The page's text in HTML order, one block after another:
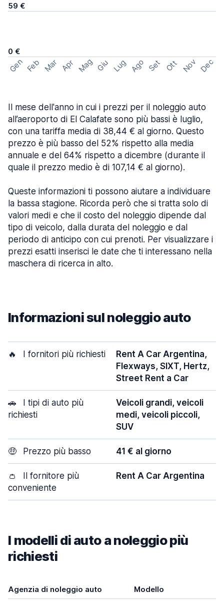
59 €
0 €
Gen Feb Mar Apr Mag Giu Lug Ago Set Ott Nov Dec
Il mese dell'anno in cui i prezzi per il noleggio auto
all’aeroporto di El Calafate sono più bassi è luglio,
con una tariffa media di 38,44 € al giorno. Questo
prezzo è più basso del 52% rispetto alla media
annuale e del 64% rispetto a dicembre (durante il
quale il prezzo medio è di 107,14 € al giorno).
Queste informazioni ti possono aiutare a individuare
la bassa stagione. Ricorda però che si tratta solo di
valori medi e che il costo del noleggio dipende dal
tipo di veicolo, dalla durata del noleggio e dal
periodo di anticipo con cui prenoti. Per visualizzare i
prezzi esatti inserisci le date che ti interessano nella
maschera di ricerca in alto.
Informazioni sul noleggio auto
🔥 I fornitori più richiesti
Rent A Car Argentina,
Flexways, SIXT, Hertz,
Street Rent a Car
🚗
I tipi di auto più
richiesti
Veicoli grandi, veicoli
medi, veicoli piccoli,
SUV
🤑 Prezzo più basso 41 € al giorno
👛
Il fornitore più
conveniente
Rent A Car Argentina
I modelli di auto a noleggio più
richiesti
Agenzia di noleggio auto Modello